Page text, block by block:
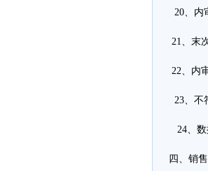
20、内
21、末
22、内
23、不
24、数
四、销